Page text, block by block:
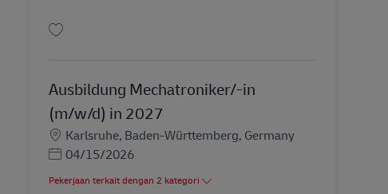
Ausbildung Mechatroniker/-in
(m/w/d) in 2027
LokasiKarlsruhe, Baden-Württemberg, Germany
Posted Date
04/15/2026
Pekerjaan terkait dengan 2 kategori